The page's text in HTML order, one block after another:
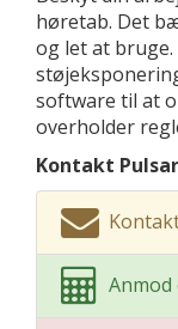
høretab. Det
og let at
software til at
overholder
Kontakt